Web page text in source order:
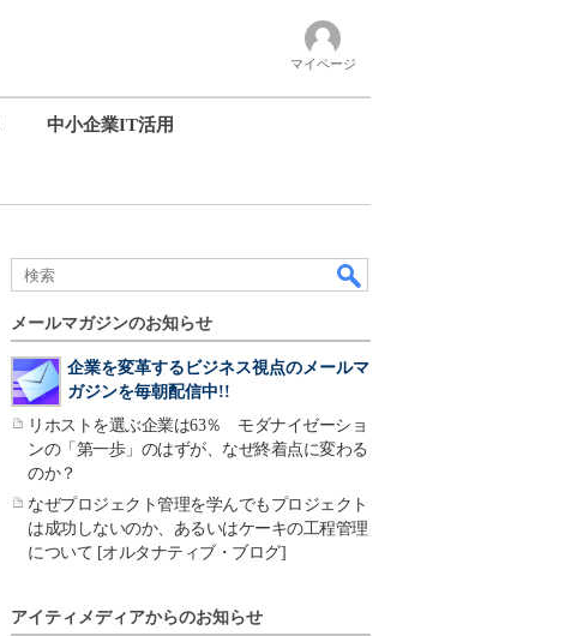
マイページ
中小企業IT活用
メールマガジンのお知らせ
企業を変革するビジネス視点のメールマ
ガジンを毎朝配信中!!
リホストを選ぶ企業は63％ モダナイゼーショ
ンの「第一歩」のはずが、なぜ終着点に変わる
のか？
なぜプロジェクト管理を学んでもプロジェクト
は成功しないのか、あるいはケーキの工程管理
について [オルタナティブ・ブログ]
アイティメディアからのお知らせ